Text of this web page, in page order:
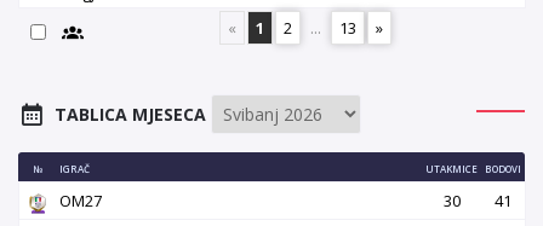
«
1 2 ... 13 »
TABLICA MJESECA
№ IGRAČ UTAKMICE BODOVI
OM27 30
41